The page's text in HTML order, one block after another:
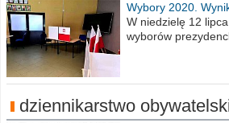
Wybory 2020.
procent obwodów
W niedzielę 12
wyborów
dziennikarstwo